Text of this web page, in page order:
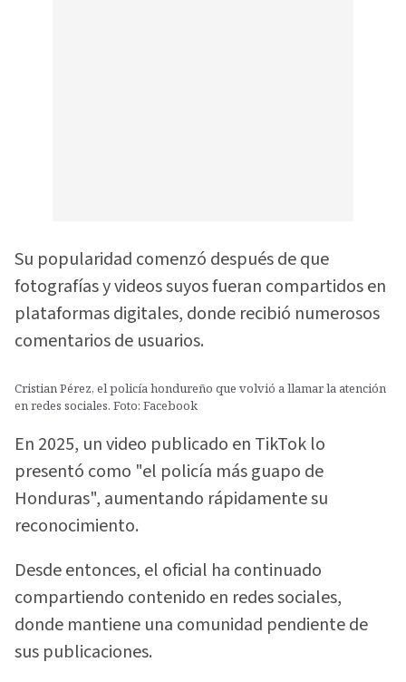
Su popularidad comenzó después de que
fotografías y videos suyos fueran compartidos en
plataformas digitales, donde recibió numerosos
comentarios de usuarios.
Cristian Pérez, el policía hondureño que volvió a llamar la atención
en redes sociales. Foto: Facebook
En 2025, un video publicado en TikTok lo
presentó como "el policía más guapo de
Honduras", aumentando rápidamente su
reconocimiento.
Desde entonces, el oficial ha continuado
compartiendo contenido en redes sociales,
donde mantiene una comunidad pendiente de
sus publicaciones.